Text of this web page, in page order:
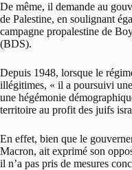
De même, il demande au
de Palestine, en soulignant
campagne propalestine de
(BDS).
Depuis 1948, lorsque le
illégitimes, « il a poursuivi
une hégémonie
territoire au profit des juifs
En effet, bien que le
Macron, ait exprimé son
il n’a pas pris de mesures